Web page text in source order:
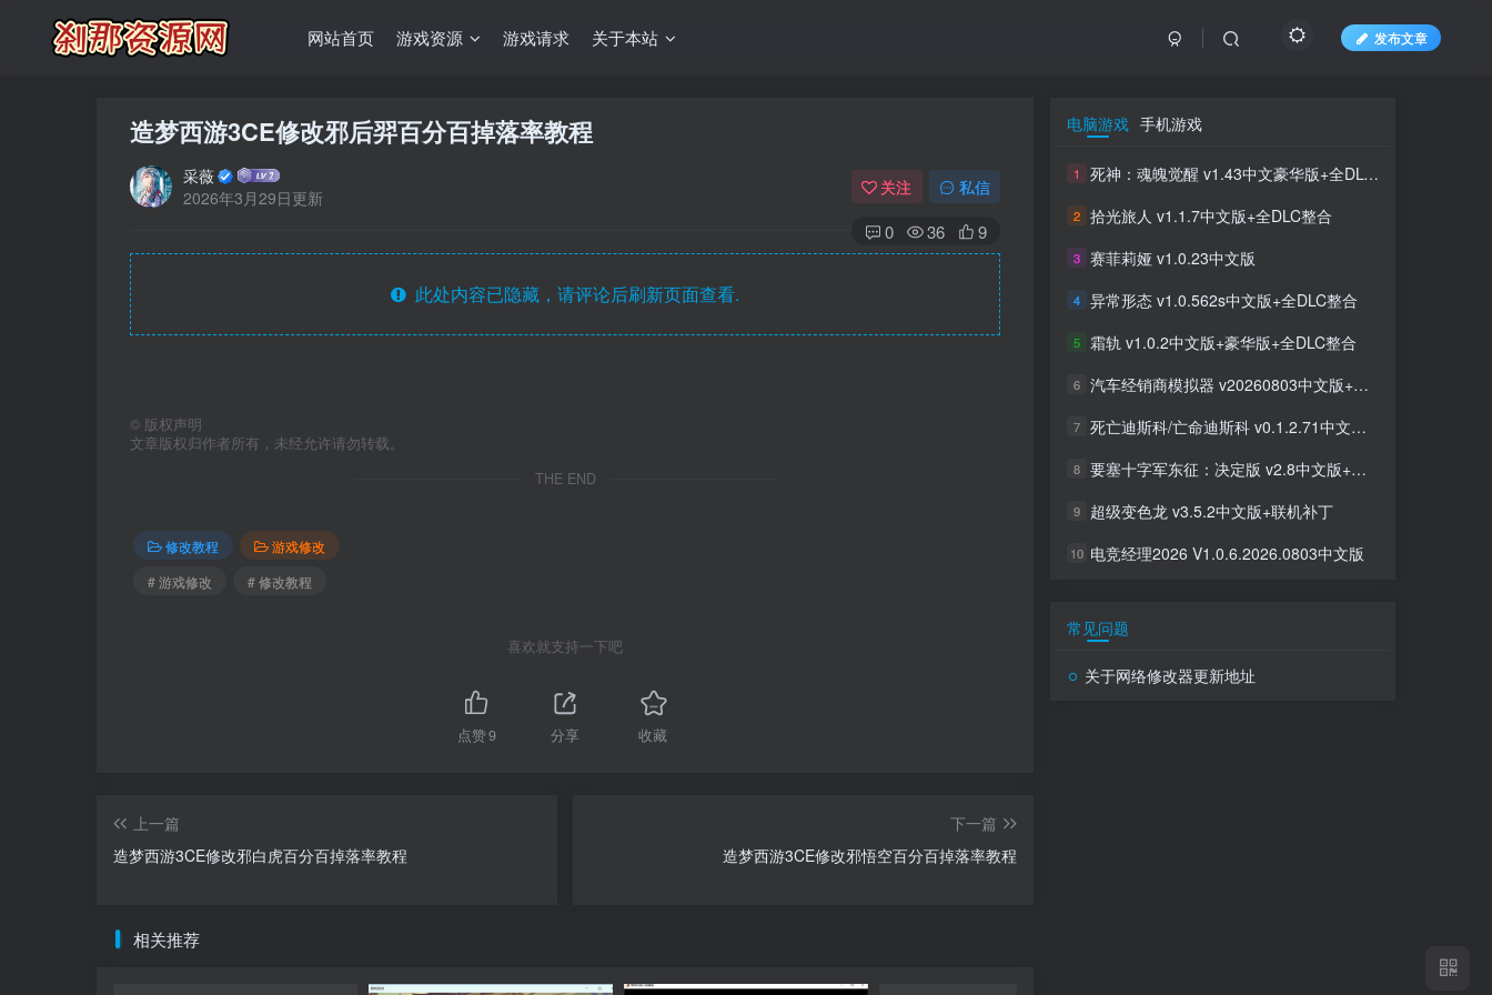
网站首页 游戏资源 游戏请求 关于本站 发布文章
造梦西游3CE修改邪后羿百分百掉落率教程
采薇
2026年3月29日更新
关注 私信
0 36 9
此处内容已隐藏，请评论后刷新页面查看.
© 版权声明
文章版权归作者所有，未经允许请勿转载。
THE END
修改教程
游戏修改
# 游戏修改
# 修改教程
喜欢就支持一下吧
点赞9 分享 收藏
上一篇
造梦西游3CE修改邪白虎百分百掉落率教程
下一篇
造梦西游3CE修改邪悟空百分百掉落率教程
相关推荐
电脑游戏 手机游戏
1 死神：魂魄觉醒 v1.43中文豪华版+全DLC整合
2 拾光旅人 v1.1.7中文版+全DLC整合
3 赛菲莉娅 v1.0.23中文版
4 异常形态 v1.0.562s中文版+全DLC整合
5 霜轨 v1.0.2中文版+豪华版+全DLC整合
6 汽车经销商模拟器 v20260803中文版+全DLC整合
7 死亡迪斯科/亡命迪斯科 v0.1.2.71中文版+全DLC整合
8 要塞十字军东征：决定版 v2.8中文版+全DLC整合
9 超级变色龙 v3.5.2中文版+联机补丁
10 电竞经理2026 V1.0.6.2026.0803中文版
常见问题
关于网络修改器更新地址